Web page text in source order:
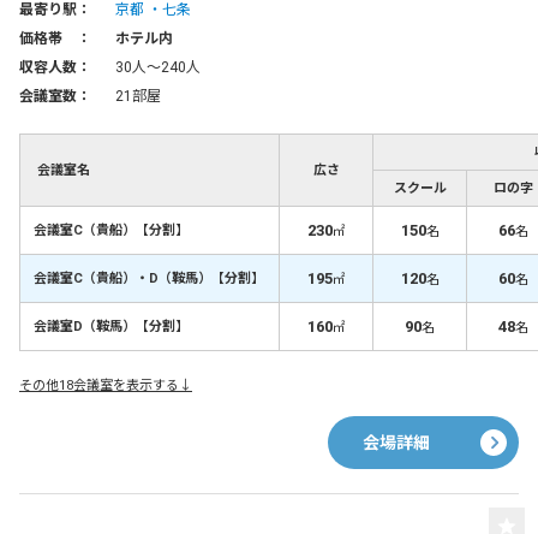
最寄り駅： 京都
七条
価格帯 ：
ホテル内
収容人数：
30人〜240人
会議室数：
21部屋
会議室名 広さ
スクール ロの字
会議室C（貴船）【分割】 230㎡ 150名 66名
会議室C（貴船）・D（鞍馬）【分割】 195㎡ 120名 60名
会議室D（鞍馬）【分割】 160㎡ 90名 48名
その他18会議室を表示する↓
会場詳細